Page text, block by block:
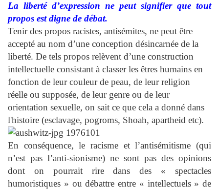
La liberté d’expression ne peut signifier que tout
propos est digne de débat.
Tenir des propos racistes, antisémites, ne peut être
accepté au nom d’une conception désincarnée de la
liberté. De tels propos relèvent d’une construction
intellectuelle consistant à classer les êtres humains en
fonction de leur couleur de peau, de leur religion
réelle ou supposée, de leur genre ou de leur
orientation sexuelle, on sait ce que cela a donné dans
l'histoire (esclavage, pogroms, Shoah, apartheid etc).
En conséquence, le racisme et l’antisémitisme (qui
n’est pas l’anti-sionisme) ne sont pas des opinions
dont on pourrait rire dans des « spectacles
humoristiques » ou débattre entre « intellectuels » de